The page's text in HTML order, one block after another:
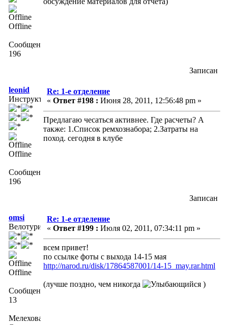
Offline
Сообщений:
196
Записан
leonid
Инструктор
Offline
Сообщений:
196
Re: 1-е отделение
« Ответ #198 : Июня 28, 2011, 12:56:48 pm »
Предлагаю чесаться активнее. Где расчеты? А
также: 1.Список ремхознабора; 2.Затраты на
поход. сегодня в клубе
Записан
omsi
Велотурист
Offline
Сообщений:
13
Мелехова
Re: 1-е отделение
« Ответ #199 : Июля 02, 2011, 07:34:11 pm »
всем привет!
по ссылке фоты с выхода 14-15 мая
http://narod.ru/disk/17864587001/14-15_may.rar.html
(лучше поздно, чем никогда )